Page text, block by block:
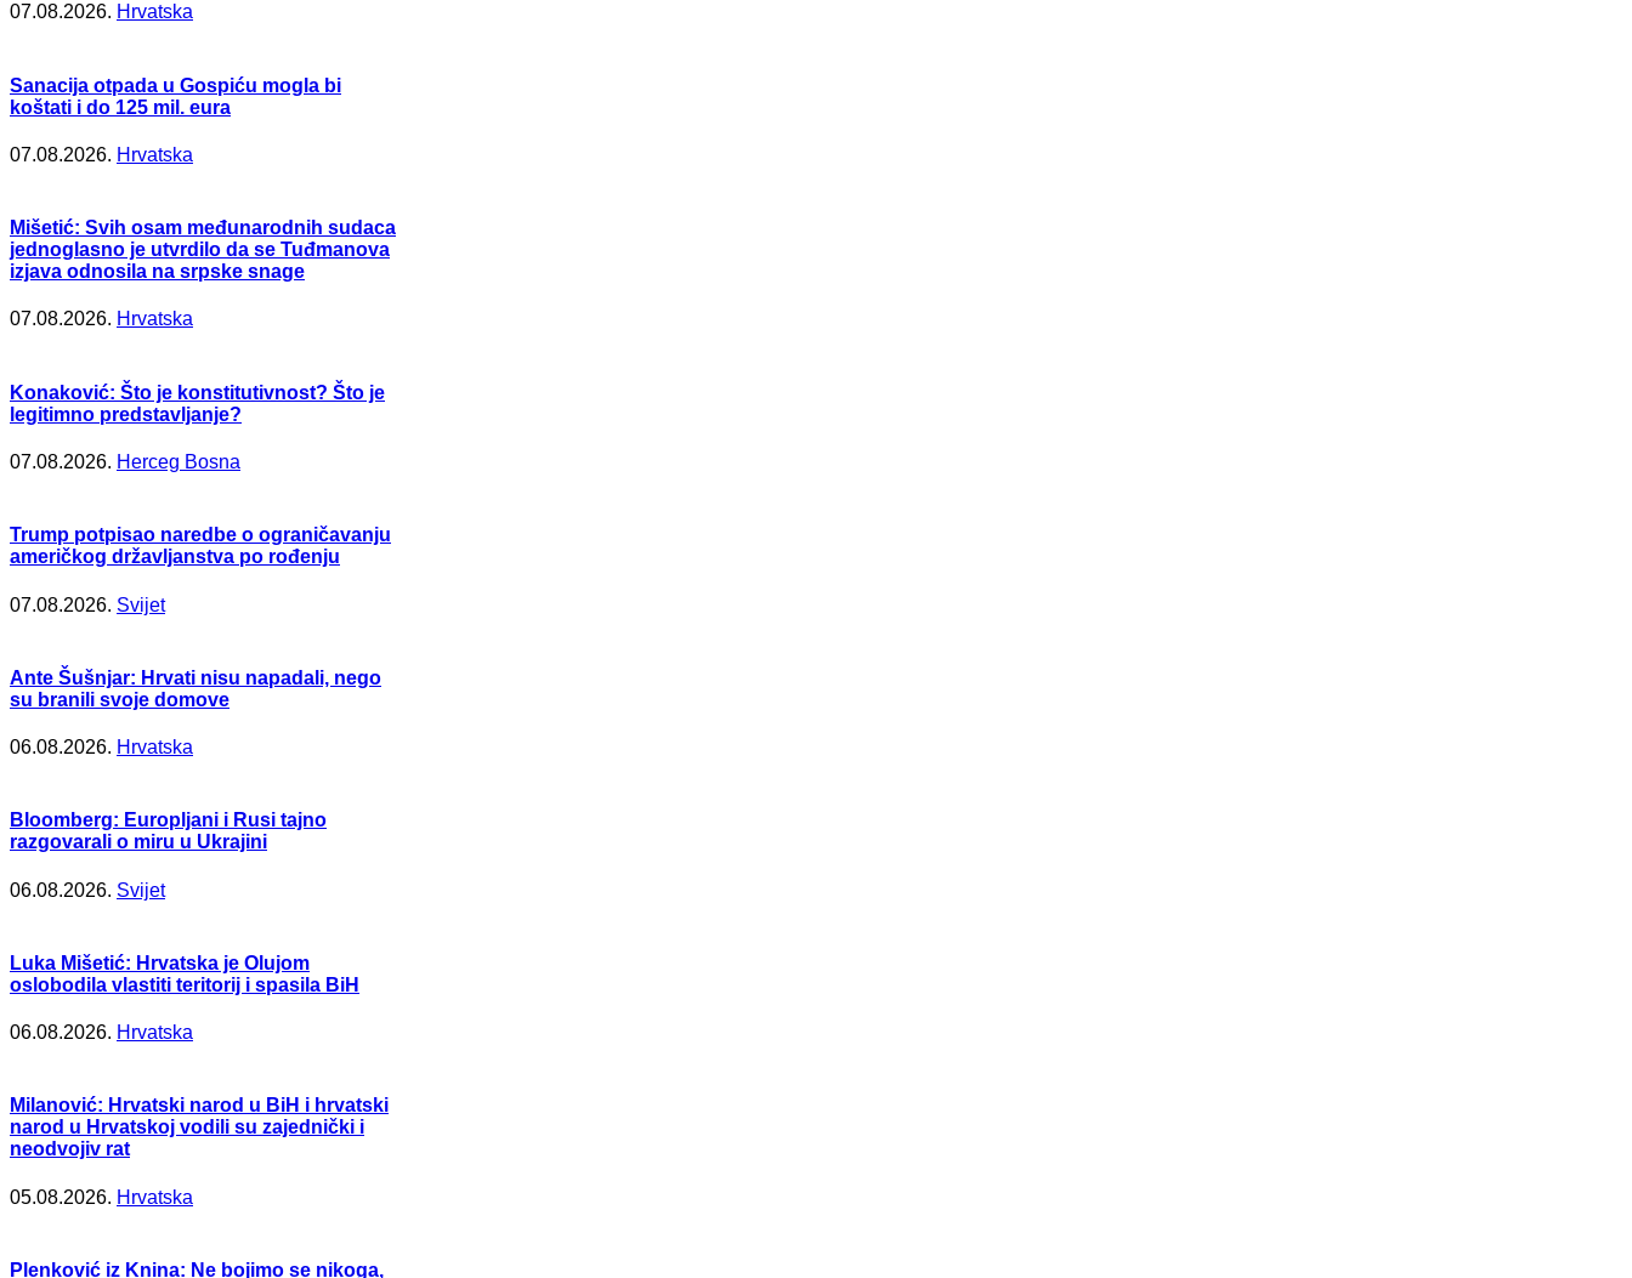
07.08.2026. Hrvatska
Sanacija otpada u Gospiću mogla bi
koštati i do 125 mil. eura
07.08.2026. Hrvatska
Mišetić: Svih osam međunarodnih sudaca
jednoglasno je utvrdilo da se Tuđmanova
izjava odnosila na srpske snage
07.08.2026. Hrvatska
Konaković: Što je konstitutivnost? Što je
legitimno predstavljanje?
07.08.2026. Herceg Bosna
Trump potpisao naredbe o ograničavanju
američkog državljanstva po rođenju
07.08.2026. Svijet
Ante Šušnjar: Hrvati nisu napadali, nego
su branili svoje domove
06.08.2026. Hrvatska
Bloomberg: Europljani i Rusi tajno
razgovarali o miru u Ukrajini
06.08.2026. Svijet
Luka Mišetić: Hrvatska je Olujom
oslobodila vlastiti teritorij i spasila BiH
06.08.2026. Hrvatska
Milanović: Hrvatski narod u BiH i hrvatski
narod u Hrvatskoj vodili su zajednički i
neodvojiv rat
05.08.2026. Hrvatska
Plenković iz Knina: Ne bojimo se nikoga,